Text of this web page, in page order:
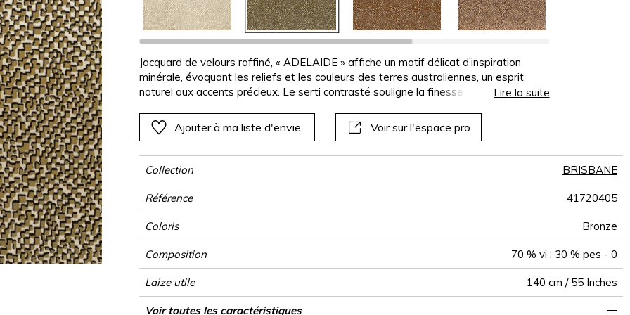
Rose
Rouge
Vert
Violet
Rouge
Violet
Rouge
Violet
Végétal
Rouge
Violet
Végétal
Jacquard de velours raffiné, « ADELAIDE » affiche un motif délicat d’inspiration
minérale, évoquant les reliefs et les couleurs des terres australiennes, un esprit
naturel aux accents précieux. Le serti contrasté souligne la finesse du dessin et
vivante. Grâce à une palette de 6 coloris composée de tons naturels et de couleurs
profondes, l’atmosphère intérieure se fait enveloppante, élégante, à la fois
Lire la suite
Ajouter à ma liste d'envie Voir sur l'espace pro
Collection BRISBANE
Référence 41720405
Coloris Bronze
Composition 70 % vi ; 30 % pes - 0
Laize utile 140 cm / 55 Inches
Raccord Raccord droit
Test Martindale 30000
Usage
Siège à usage classique : 20.000 à 40.000 cycles (Martindale) et/ou 15,000
Wyzenbeek 20000
Sens De large
Poids g/m² 520
Usage
Entretien
Pays d'origine Belgique
Rapport Horizontal 35 cm / 14 Inches
Rapport Vertical 21 cm / 8 Inches
Voir toutes les caractéristiques